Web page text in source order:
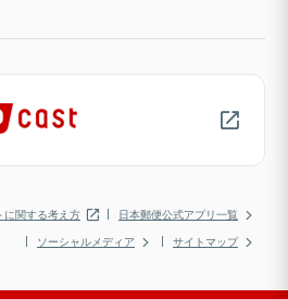
に関する考え方
日本郵便公式アプリ一覧
ソーシャルメディア
サイトマップ